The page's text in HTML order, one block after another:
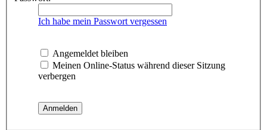
Ich habe mein Passwort vergessen
Angemeldet bleiben
Meinen Online-Status während dieser Sitzung
verbergen